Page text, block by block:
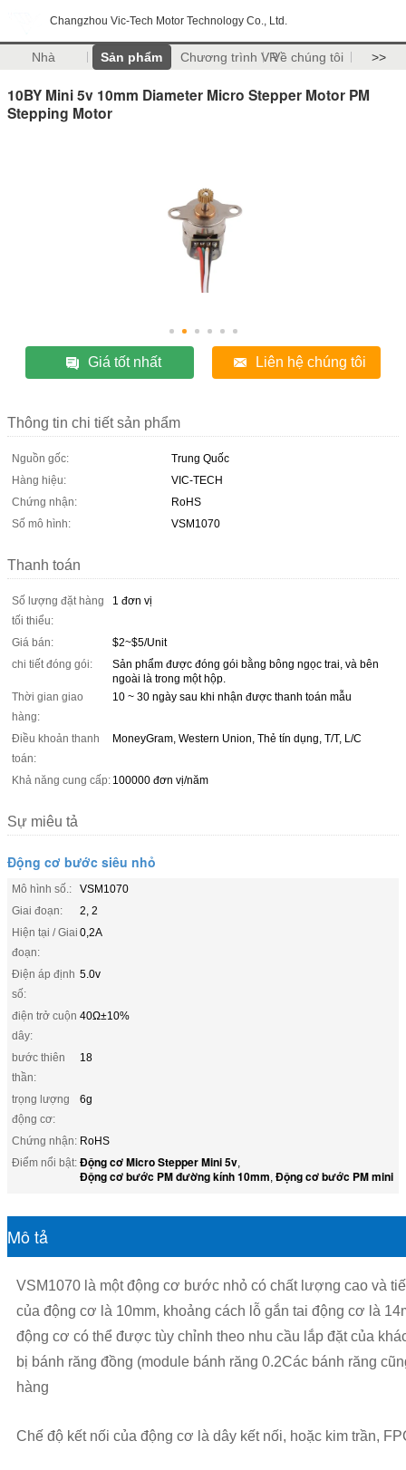
Changzhou Vic-Tech Motor Technology Co., Ltd.
Nhà Sản phẩm Chương trình VRVề chúng tôi >>
10BY Mini 5v 10mm Diameter Micro Stepper Motor PM
Stepping Motor
Giá tốt nhất Liên hệ chúng tôi
Thông tin chi tiết sản phẩm
Nguồn gốc:
Trung Quốc
Hàng hiệu:
VIC-TECH
Chứng nhận:
RoHS
Số mô hình:
VSM1070
Thanh toán
Số lượng đặt hàng
tối thiểu:
1 đơn vị
Giá bán:
$2~$5/Unit
chi tiết đóng gói:
Sản phẩm được đóng gói bằng bông ngọc trai, và bên
ngoài là trong một hộp.
Thời gian giao
hàng:
10 ~ 30 ngày sau khi nhận được thanh toán mẫu
Điều khoản thanh
toán:
MoneyGram, Western Union, Thẻ tín dụng, T/T, L/C
Khả năng cung cấp: 100000 đơn vị/năm
Sự miêu tả
Động cơ bước siêu nhỏ
Mô hình số.:
VSM1070
Giai đoạn:
2, 2
Hiện tại / Giai
đoạn:
0,2A
Điện áp định
số:
5.0v
điện trở cuộn
dây:
40Ω±10%
bước thiên
thần:
18
trọng lượng
động cơ:
6g
Chứng nhận: RoHS
Điểm nổi bật: Động cơ Micro Stepper Mini 5v,
Động cơ bước PM đường kính 10mm, Động cơ bước PM mini
Mô tả
VSM1070 là một động cơ bước nhỏ có chất lượng cao và
của động cơ là 10mm, khoảng cách lỗ gắn tai động cơ là
động cơ có thể được tùy chỉnh theo nhu cầu lắp đặt của
bị bánh răng đồng (module bánh răng 0.2Các bánh răng
hàng
Chế độ kết nối của động cơ là dây kết nối, hoặc kim trần,